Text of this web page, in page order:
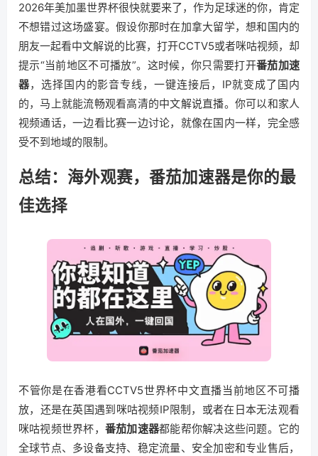
2026年美加墨世界杯很快就要来了，作为足球迷的你，肯定
不想错过这场盛宴。假设你那时在加拿大留学，想和国内的
朋友一起看中文解说的比赛，打开CCTV5或者咪咕视频，却
提示“当前地区不可播放”。这时候，你只需要打开番茄加速
器，选择国内的影音专线，一键连接后，IP就变成了国内
的，马上就能流畅观看高清的中文解说直播。你可以和家人
视频通话，一边看比赛一边讨论，就像在国内一样，完全感
受不到地域的限制。
总结：海外观赛，番茄加速器是你的最
佳选择
不管你是在香港看CCTV5世界杯中文直播当前地区不可播
放，还是在英国遇到咪咕视频IP限制，或者在日本无法观看
咪咕视频世界杯， 番茄加速器都能帮你解决这些问题。它的
全球节点、多设备支持、稳定流量、安全加密和专业售后，